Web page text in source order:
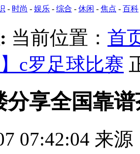
- 时尚 - 娱乐 - 综合 - 休闲 - 焦点 - 百科
当前位置： 首
c罗足球比赛
分享全国靠
07:42:04 来源